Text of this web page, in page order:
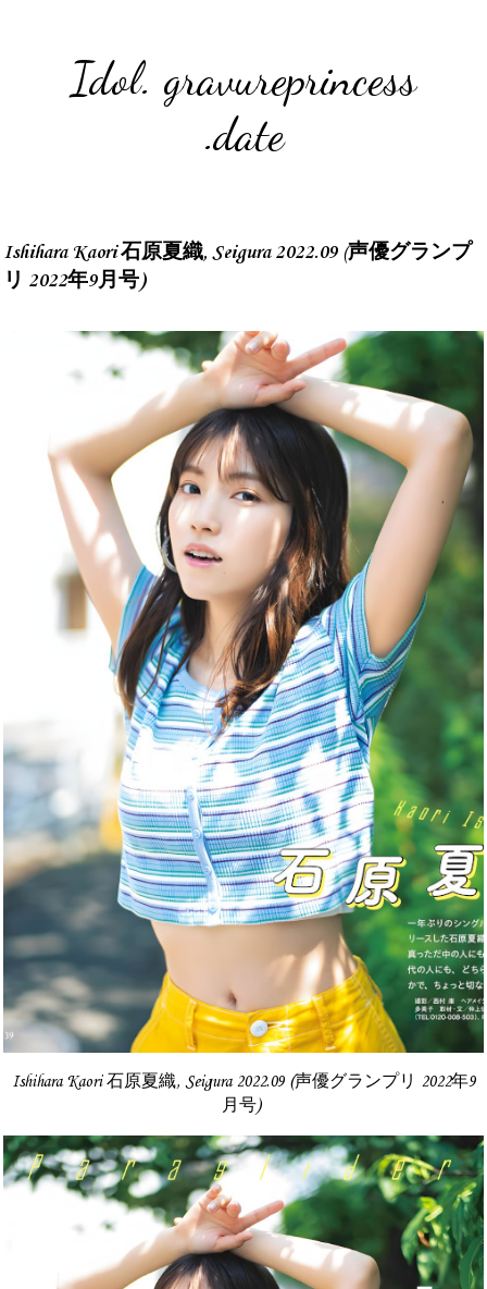
Idol. gravureprincess
.date
Ishihara Kaori 石原夏織, Seigura 2022.09 (声優グランプ
リ 2022年9月号)
Ishihara Kaori 石原夏織, Seigura 2022.09 (声優グランプリ 2022年9
月号)